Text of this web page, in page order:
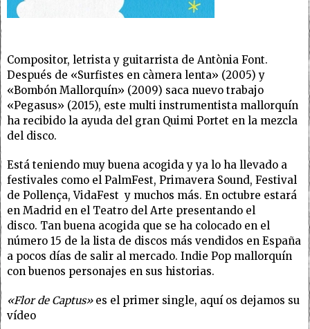
Compositor, letrista y guitarrista de Antònia Font.
Después de «Surfistes en càmera lenta» (2005) y
«Bombón Mallorquín» (2009) saca nuevo trabajo
«Pegasus» (2015), este multi instrumentista mallorquín
ha recibido la ayuda del gran Quimi Portet en la mezcla
del disco.
Está teniendo muy buena acogida y ya lo ha llevado a
festivales como el PalmFest, Primavera Sound, Festival
de Pollença, VidaFest y muchos más. En octubre estará
en Madrid en el Teatro del Arte presentando el
disco. Tan buena acogida que se ha colocado en el
número 15 de la lista de discos más vendidos en España
a pocos días de salir al mercado. Indie Pop mallorquín
con buenos personajes en sus historias.
«Flor de Captus»es el primer single, aquí os dejamos su
vídeo